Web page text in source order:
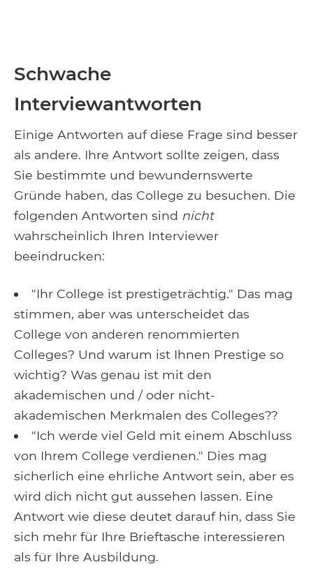
Schwache
Interviewantworten
Einige Antworten auf diese Frage sind besser
als andere. Ihre Antwort sollte zeigen, dass
Sie bestimmte und bewundernswerte
Gründe haben, das College zu besuchen. Die
folgenden Antworten sind nicht
wahrscheinlich Ihren Interviewer
beeindrucken:
"Ihr College ist prestigeträchtig." Das mag
stimmen, aber was unterscheidet das
College von anderen renommierten
Colleges? Und warum ist Ihnen Prestige so
wichtig? Was genau ist mit den
akademischen und / oder nicht-
akademischen Merkmalen des Colleges??
"Ich werde viel Geld mit einem Abschluss
von Ihrem College verdienen." Dies mag
sicherlich eine ehrliche Antwort sein, aber es
wird dich nicht gut aussehen lassen. Eine
Antwort wie diese deutet darauf hin, dass Sie
sich mehr für Ihre Brieftasche interessieren
als für Ihre Ausbildung.